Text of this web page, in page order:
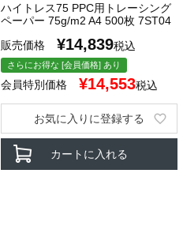
ハイトレス75 PPC用トレーシング
ペーパー 75g/m2 A4 500枚 7ST04
販売価格
¥14,839税込
さらにお得な [会員価格] あり
会員特別価格 ¥14,553税込
カートに入れる
お気に入りに登録する